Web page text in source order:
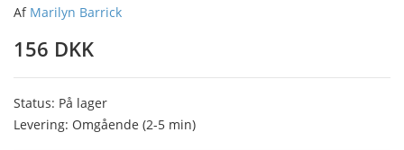
Af Marilyn Barrick
156 DKK
Status: På lager
Levering: Omgående (2-5 min)